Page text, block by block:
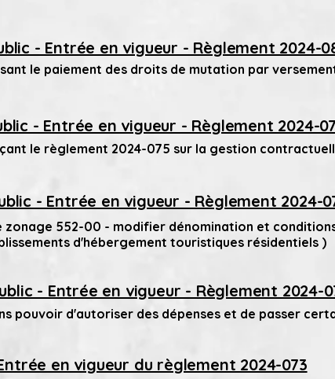
- Entrée en vigueur - Règlement 2024-
le paiement des droits de mutation par
- Entrée en vigueur - Règlement 2024-
le règlement 2024-075 sur la gestion
- Entrée en vigueur - Règlement 2024-
552-00 - modifier dénomination et
d'hébergement touristiques résidentiels )
- Entrée en vigueur - Règlement 2024-
pouvoir d'autoriser des dépenses et de passer
en vigueur du règlement 2024-073